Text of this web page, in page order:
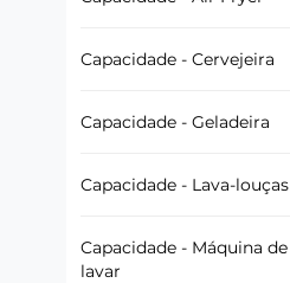
Capacidade - Cervejeira
Capacidade - Geladeira
Alta - Entre 400 e 500L
Capacidade - Lava-louças
14 serviços
Capacidade - Máquina de
lavar